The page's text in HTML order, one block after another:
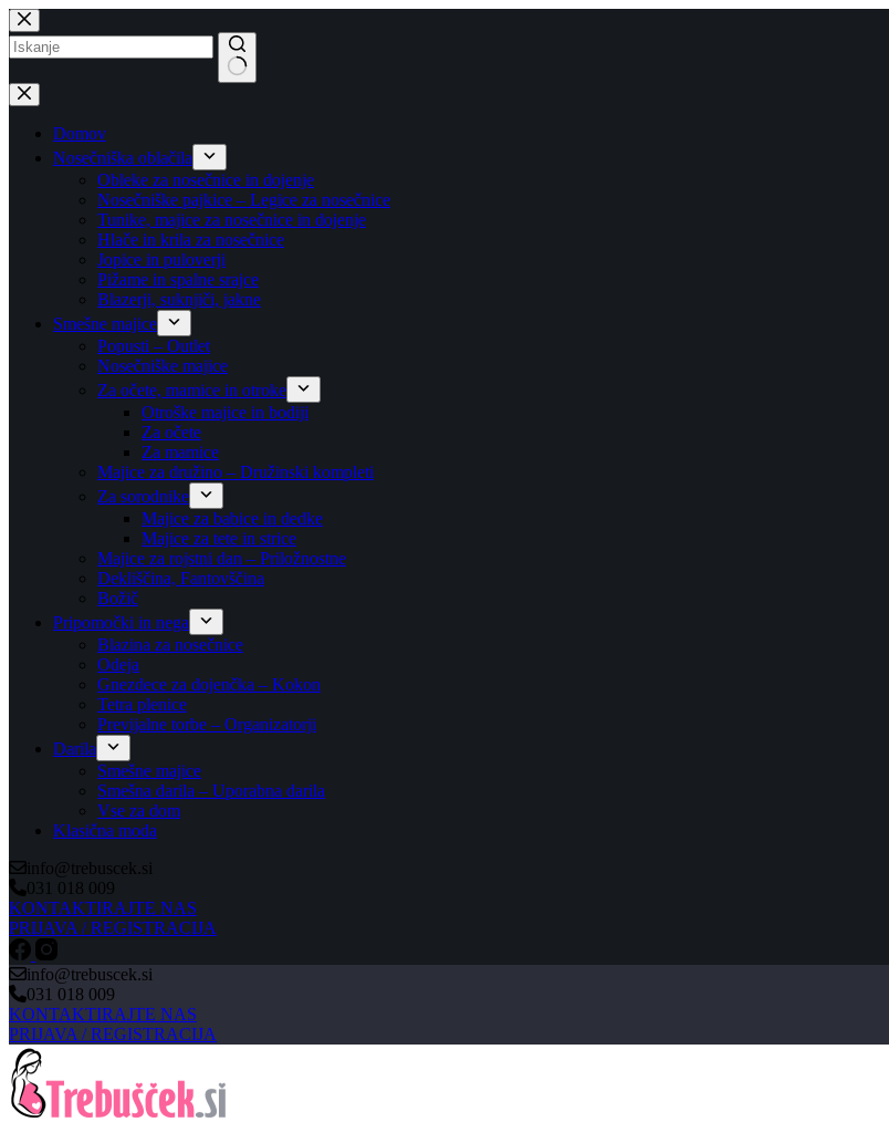
Skip
to
content
No
results
Domov
Nosečniška oblačila
Obleke za nosečnice in dojenje
Nosečniške pajkice – Legice za nosečnice
Tunike, majice za nosečnice in dojenje
Hlače in krila za nosečnice
Jopice in puloverji
Pižame in spalne srajce
Blazerji, suknjiči, jakne
Smešne majice
Popusti – Outlet
Nosečniške majice
Za očete, mamice in otroke
Otroške majice in bodiji
Za očete
Za mamice
Majice za družino – Družinski kompleti
Za sorodnike
Majice za babice in dedke
Majice za tete in strice
Majice za rojstni dan – Priložnostne
Dekliščina, Fantovščina
Božič
Pripomočki in nega
Blazina za nosečnice
Odeja
Gnezdece za dojenčka – Kokon
Tetra plenice
Previjalne torbe – Organizatorji
Darila
Smešne majice
Smešna darila – Uporabna darila
Vse za dom
Klasična moda
info@trebuscek.si
031 018 009
KONTAKTIRAJTE NAS
PRIJAVA / REGISTRACIJA
info@trebuscek.si
031 018 009
KONTAKTIRAJTE NAS
PRIJAVA / REGISTRACIJA